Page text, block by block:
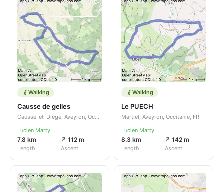
Walking
Causse de gelles
Causse-et-Diège, Aveyron, Occitanie, FR
Lucien Marty
7.8 km
Length
↗ 112 m
Ascent
Walking
Le PUECH
Martiel, Aveyron, Occitanie, FR
Lucien Marty
8.3 km
Length
↗ 142 m
Ascent